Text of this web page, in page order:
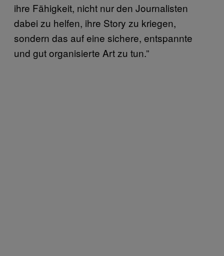
ihre Fähigkeit, nicht nur den Journalisten
dabei zu helfen, ihre Story zu kriegen,
sondern das auf eine sichere, entspannte
und gut organisierte Art zu tun.”